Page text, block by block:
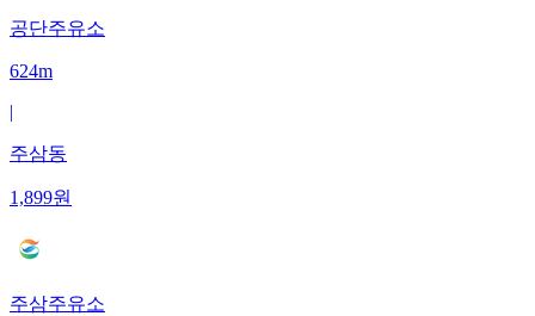
공단주유소
624m
|
주삼동
1,899원
주삼주유소